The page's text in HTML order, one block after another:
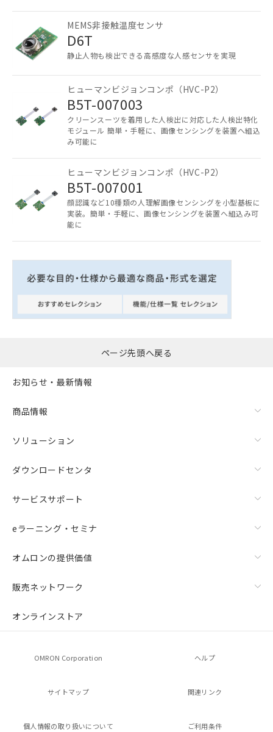
MEMS非接触温度センサ
D6T
静止人物も検出できる高感度な人感センサを実現
ヒューマンビジョンコンポ（HVC-P2）
B5T-007003
クリーンスーツを着用した人検出に対応した人検出特化
モジュール 簡単・手軽に、画像センシングを装置へ組込
み可能に
ヒューマンビジョンコンポ（HVC-P2）
B5T-007001
顔認識など10種類の人理解画像センシングを小型基板に
実装。簡単・手軽に、画像センシングを装置へ組込み可
能に
ページ先頭へ戻る
お知らせ・最新情報
商品情報
ソリューション
ダウンロードセンタ
サービスサポート
eラーニング・セミナ
オムロンの提供価値
販売ネットワーク
オンラインストア
OMRON Corporation ヘルプ
サイトマップ 関連リンク
個人情報の取り扱いについて ご利用条件